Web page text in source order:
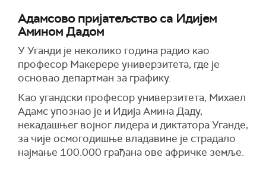
Адамсово пријатељство са Идијем
Амином Дадом
У Уганди је неколико година радио као
професор Макерере универзитета, где је
основао департман за графику.
Као угандски професор универзитета, Михаел
Адамс упознао је и Идија Амина Даду,
некадашњег војног лидера и диктатора Уганде,
за чије осмогодишње владавине је страдало
најмање 100.000 грађана ове афричке земље.